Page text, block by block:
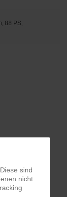
88 PS,
sind
nicht